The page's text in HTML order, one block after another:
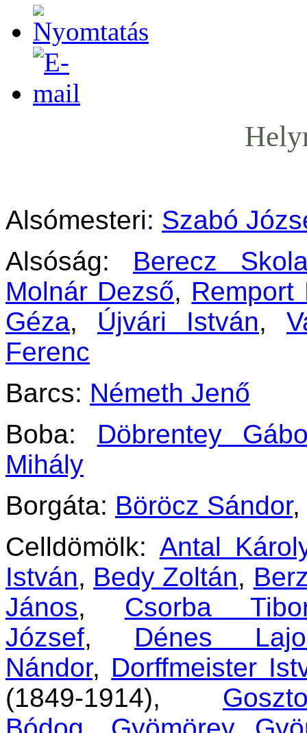
Alsómesteri: Szabó
Alsóság: Berecz
Molnár Dezső, Remport
Géza, Újvári István,
Ferenc
Barcs: Németh Jenő
Boba: Döbrentey
Mihály
Borgáta: Böröcz Sándor,
Celldömölk: Antal
István, Bedy Zoltán,
János, Csorba
József, Dénes
Nándor, Dorffmeister
(1849-1914),